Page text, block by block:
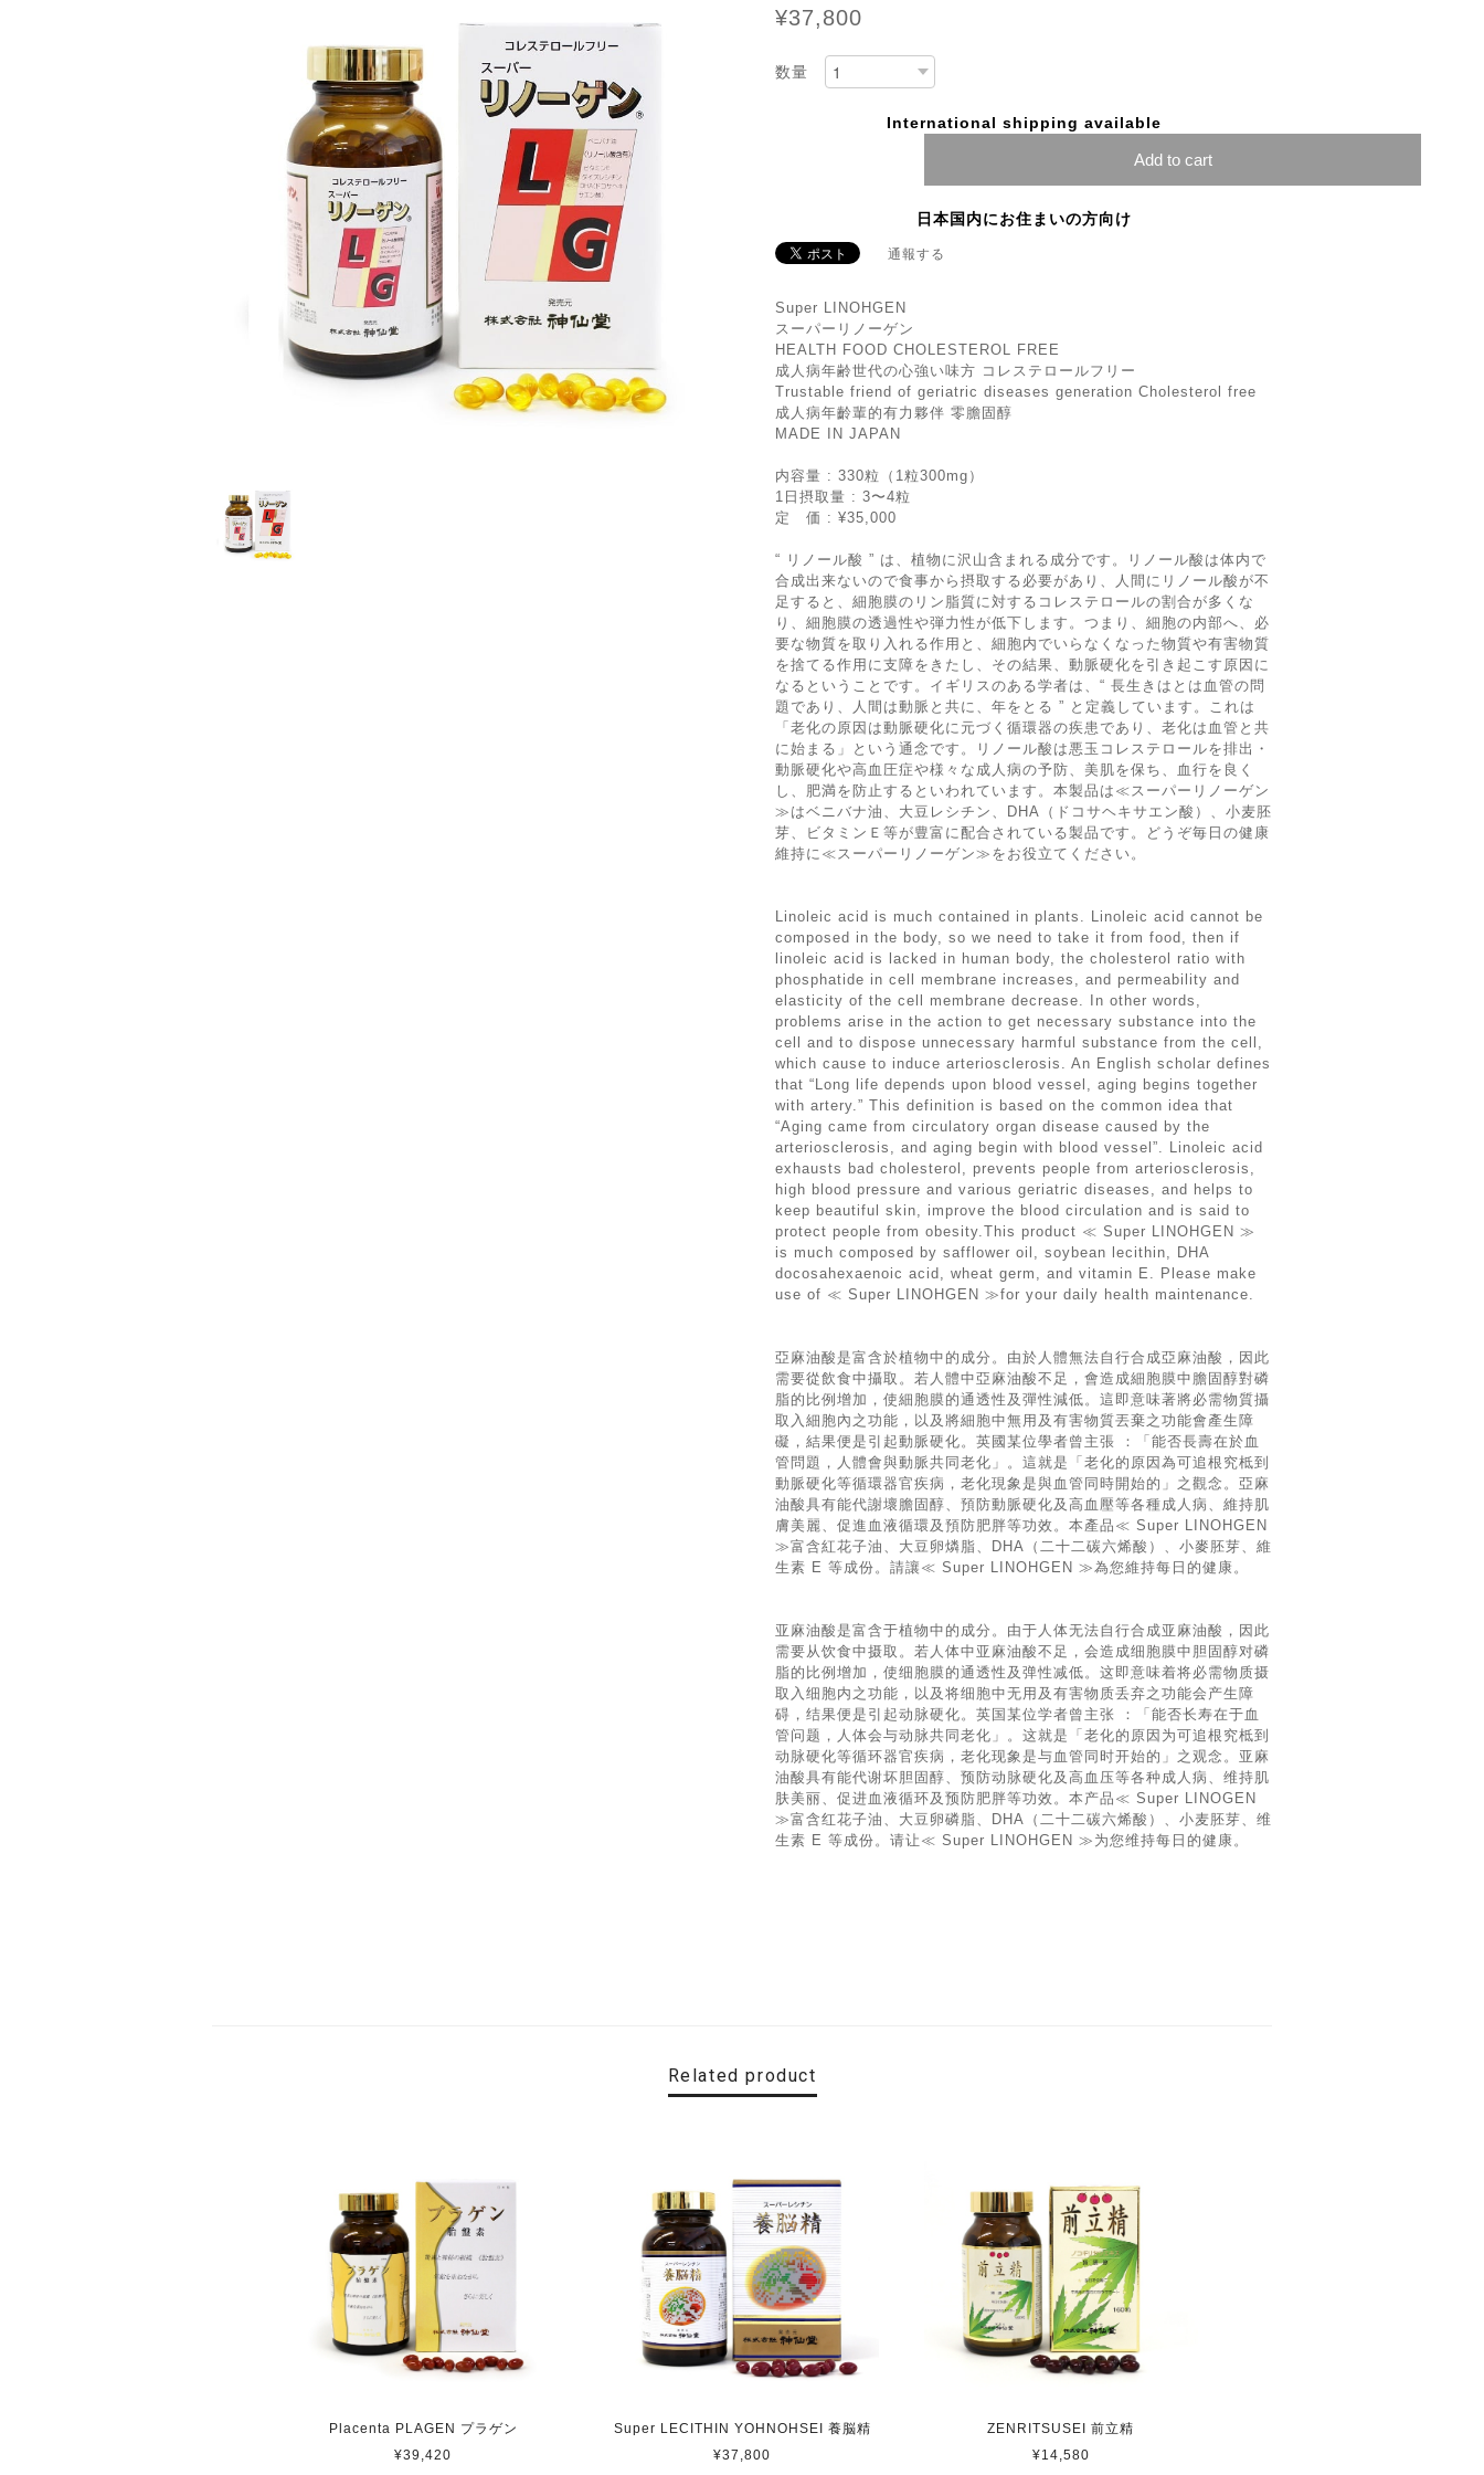
¥37,800
数量
International shipping available
Add to cart
日本国内にお住まいの方向け
通報する
Super LINOHGEN
スーパーリノーゲン
HEALTH FOOD CHOLESTEROL FREE
成人病年齢世代の心強い味方 コレステロールフリー
Trustable friend of geriatric diseases generation Cholesterol free
成人病年齡輩的有力夥伴 零膽固醇
MADE IN JAPAN
内容量 : 330粒（1粒300mg）
1日摂取量 : 3〜4粒
定 価 : ¥35,000
“ リノール酸 ” は、植物に沢山含まれる成分です。リノール酸は体内で
合成出来ないので食事から摂取する必要があり、人間にリノール酸が不
足すると、細胞膜のリン脂質に対するコレステロールの割合が多くな
り、細胞膜の透過性や弾力性が低下します。つまり、細胞の内部へ、必
要な物質を取り入れる作用と、細胞内でいらなくなった物質や有害物質
を捨てる作用に支障をきたし、その結果、動脈硬化を引き起こす原因に
なるということです。イギリスのある学者は、“ 長生きはとは血管の問
題であり、人間は動脈と共に、年をとる ” と定義しています。これは
「老化の原因は動脈硬化に元づく循環器の疾患であり、老化は血管と共
に始まる」という通念です。リノール酸は悪玉コレステロールを排出・
動脈硬化や高血圧症や様々な成人病の予防、美肌を保ち、血行を良く
し、肥満を防止するといわれています。本製品は≪スーパーリノーゲン
≫はベニバナ油、大豆レシチン、DHA（ドコサヘキサエン酸）、小麦胚
芽、ビタミンＥ等が豊富に配合されている製品です。どうぞ毎日の健康
維持に≪スーパーリノーゲン≫をお役立てください。
Linoleic acid is much contained in plants. Linoleic acid cannot be
composed in the body, so we need to take it from food, then if
linoleic acid is lacked in human body, the cholesterol ratio with
phosphatide in cell membrane increases, and permeability and
elasticity of the cell membrane decrease. In other words,
problems arise in the action to get necessary substance into the
cell and to dispose unnecessary harmful substance from the cell,
which cause to induce arteriosclerosis. An English scholar defines
that “Long life depends upon blood vessel, aging begins together
with artery.” This definition is based on the common idea that
“Aging came from circulatory organ disease caused by the
arteriosclerosis, and aging begin with blood vessel”. Linoleic acid
exhausts bad cholesterol, prevents people from arteriosclerosis,
high blood pressure and various geriatric diseases, and helps to
keep beautiful skin, improve the blood circulation and is said to
protect people from obesity.This product ≪ Super LINOHGEN ≫
is much composed by safflower oil, soybean lecithin, DHA
docosahexaenoic acid, wheat germ, and vitamin E. Please make
use of ≪ Super LINOHGEN ≫for your daily health maintenance.
亞麻油酸是富含於植物中的成分。由於人體無法自行合成亞麻油酸，因此
需要從飲食中攝取。若人體中亞麻油酸不足，會造成細胞膜中膽固醇對磷
脂的比例增加，使細胞膜的通透性及彈性減低。這即意味著將必需物質攝
取入細胞內之功能，以及將細胞中無用及有害物質丟棄之功能會產生障
礙，結果便是引起動脈硬化。英國某位學者曾主張 ：「能否長壽在於血
管問題，人體會與動脈共同老化」。這就是「老化的原因為可追根究柢到
動脈硬化等循環器官疾病，老化現象是與血管同時開始的」之觀念。亞麻
油酸具有能代謝壞膽固醇、預防動脈硬化及高血壓等各種成人病、維持肌
膚美麗、促進血液循環及預防肥胖等功效。本產品≪ Super LINOHGEN
≫富含紅花子油、大豆卵燐脂、DHA（二十二碳六烯酸）、小麥胚芽、維
生素 E 等成份。請讓≪ Super LINOHGEN ≫為您維持每日的健康。
亚麻油酸是富含于植物中的成分。由于人体无法自行合成亚麻油酸，因此
需要从饮食中摄取。若人体中亚麻油酸不足，会造成细胞膜中胆固醇对磷
脂的比例增加，使细胞膜的通透性及弹性减低。这即意味着将必需物质摄
取入细胞内之功能，以及将细胞中无用及有害物质丢弃之功能会产生障
碍，结果便是引起动脉硬化。英国某位学者曾主张 ：「能否长寿在于血
管问题，人体会与动脉共同老化」。这就是「老化的原因为可追根究柢到
动脉硬化等循环器官疾病，老化现象是与血管同时开始的」之观念。亚麻
油酸具有能代谢坏胆固醇、预防动脉硬化及高血压等各种成人病、维持肌
肤美丽、促进血液循环及预防肥胖等功效。本产品≪ Super LINOGEN
≫富含红花子油、大豆卵磷脂、DHA（二十二碳六烯酸）、小麦胚芽、维
生素 E 等成份。请让≪ Super LINOHGEN ≫为您维持每日的健康。
Related product
Placenta PLAGEN プラゲン
¥39,420
Super LECITHIN YOHNOHSEI 養脳精
¥37,800
ZENRITSUSEI 前立精
¥14,580